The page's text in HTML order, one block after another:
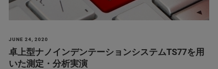
JUNE 24, 2020
卓上型ナノインデンテーションシステムTS77を用
いた測定・分析実演